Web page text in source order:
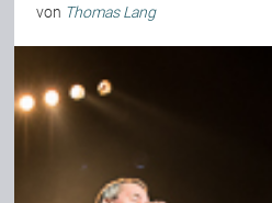
von Thomas Lang